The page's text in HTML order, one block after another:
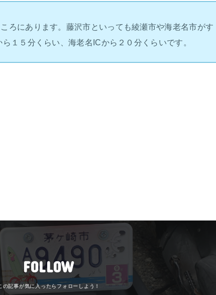
ろにあります。藤沢市といっても綾瀬市や海老名市がす
１５分くらい、海老名ICから２０分くらいです。
FOLLOW